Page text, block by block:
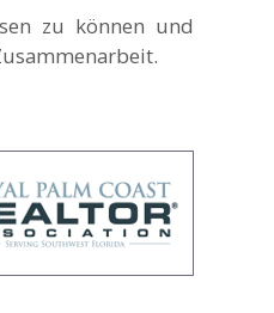
zu können und